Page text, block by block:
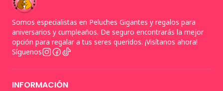
Somos especialistas en Peluches Gigantes y regalos para
aniversarios y cumpleaños. De seguro encontrarás la mejor
opción para regalar a tus seres queridos. ¡Visítanos ahora!
Síguenos
INFORMACIÓN